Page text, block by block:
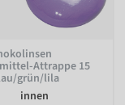
Attrappe 15
grün/lila
innen